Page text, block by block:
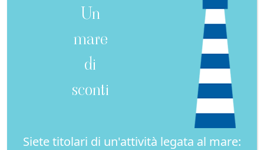
Un
mare
di
sconti
Siete titolari di un'attività legata al mare: